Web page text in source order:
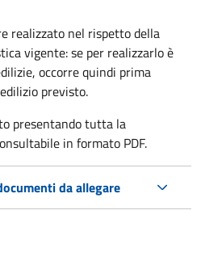
realizzato nel rispetto della
vigente: se per realizzarlo è
occorre quindi prima
previsto.
presentando tutta la
in formato PDF.
da allegare